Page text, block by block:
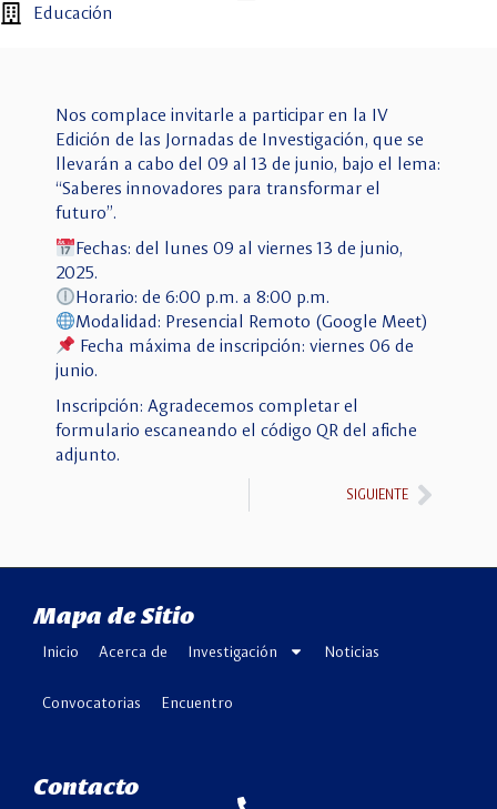
Educación
Nos complace invitarle a participar en la IV
Edición de las Jornadas de Investigación, que se
llevarán a cabo del 09 al 13 de junio, bajo el lema:
“Saberes innovadores para transformar el
futuro”.
Fechas: del lunes 09 al viernes 13 de junio,
2025.
Horario: de 6:00 p.m. a 8:00 p.m.
Modalidad: Presencial Remoto (Google Meet)
Fecha máxima de inscripción: viernes 06 de
junio.
Inscripción: Agradecemos completar el
formulario escaneando el código QR del afiche
adjunto.
SIGUIENTE
Mapa de Sitio
Inicio Acerca de Investigación Noticias
Convocatorias Encuentro
Contacto